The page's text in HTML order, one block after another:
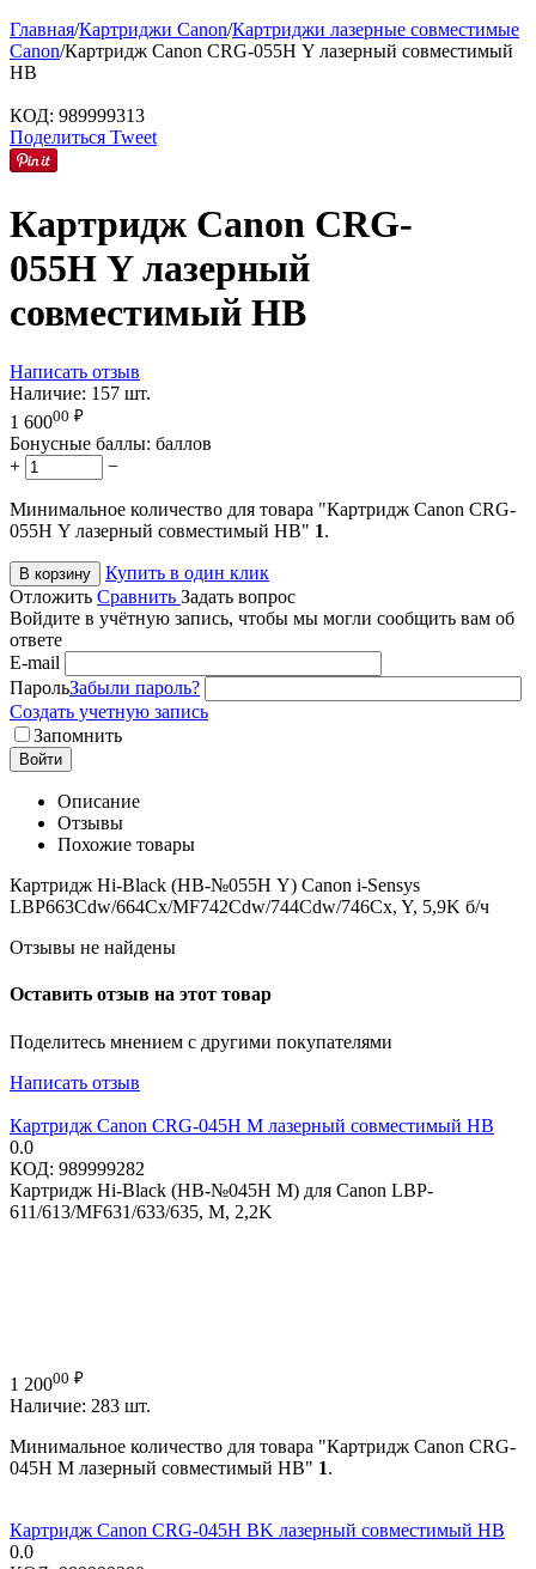
Главная/Картриджи Canon/Картриджи лазерные совместимые
Canon/Картридж Canon CRG-055H Y лазерный совместимый
HB
КОД: 989999313
Поделиться Tweet
Картридж Canon CRG-
055H Y лазерный
совместимый HB
Написать отзыв
Наличие: 157 шт.
1 60000 ₽
Бонусные баллы: баллов
+
−
Минимальное количество для товара "Картридж Canon CRG-
055H Y лазерный совместимый HB" 1.
В корзину
Купить в один клик
Отложить Сравнить Задать вопрос
Войдите в учётную запись, чтобы мы могли сообщить вам об
ответе
E-mail
ПарольЗабыли пароль?
Создать учетную запись
Запомнить
Войти
Описание
Отзывы
Похожие товары
Картридж Hi-Black (HB-№055H Y) Canon i-Sensys
LBP663Cdw/664Cx/MF742Cdw/744Cdw/746Cx, Y, 5,9K б/ч
Отзывы не найдены
Оставить отзыв на этот товар
Поделитесь мнением с другими покупателями
Написать отзыв
Картридж Canon CRG-045H M лазерный совместимый HB
0.0
КОД: 989999282
Картридж Hi-Black (HB-№045H M) для Canon LBP-
611/613/MF631/633/635, M, 2,2K
1 20000 ₽
Наличие: 283 шт.
Минимальное количество для товара "Картридж Canon CRG-
045H M лазерный совместимый HB" 1.
Картридж Canon CRG-045H BK лазерный совместимый HB
0.0